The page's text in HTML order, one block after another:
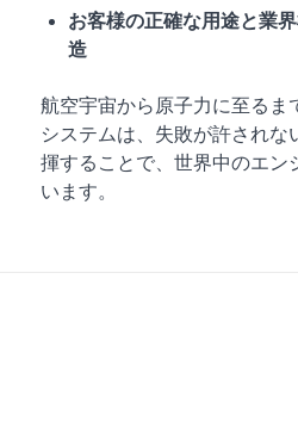
お客様の正確な用途と業
造
航空宇宙から原子力に至るま
システムは、失敗が許されな
揮することで、世界中のエン
います。